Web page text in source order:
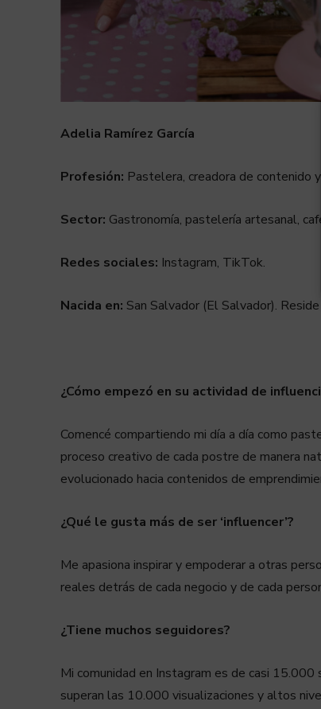
Adelia Ramírez García
Profesión: Pastelera, creadora de contenido
Sector: Gastronomía, pastelería artesanal,
Redes sociales: Instagram, TikTok.
Nacida en: San Salvador (El Salvador).
¿Cómo empezó en su actividad de
Comencé compartiendo mi día a día como
proceso creativo de cada postre de manera
evolucionado hacia contenidos de
¿Qué le gusta más de ser ‘influencer’?
Me apasiona inspirar y empoderar a otras
reales detrás de cada negocio y de cada
¿Tiene muchos seguidores?
Mi comunidad en Instagram es de casi
superan las 10.000 visualizaciones y altos